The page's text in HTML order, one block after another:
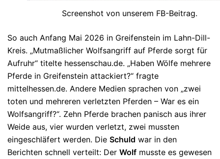
Screenshot von unserem FB-Beitrag.
So auch Anfang Mai 2026 in Greifenstein im Lahn-Dill-
Kreis. „Mutmaßlicher Wolfsangriff auf Pferde sorgt für
Aufruhr“ titelte hessenschau.de. „Haben Wölfe mehrere
Pferde in Greifenstein attackiert?“ fragte
mittelhessen.de. Andere Medien sprachen von „zwei
toten und mehreren verletzten Pferden – War es ein
Wolfsangriff?“. Zehn Pferde brachen panisch aus ihrer
Weide aus, vier wurden verletzt, zwei mussten
eingeschläfert werden. Die Schuld war in den
Berichten schnell verteilt: Der Wolf musste es gewesen